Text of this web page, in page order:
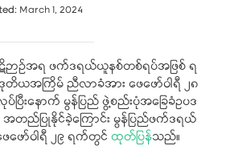
: March 1, 2024
ာဉ်အရ ဖက်ဒရယ်ယူနစ်တစ်ရပ်အဖြစ် ရ
အကြိမ် ညီလာခံအား ဖေဖော်ဝါရီ ၂၈
ြီးနောက် မွန်ပြည် ဖွဲ့စည်းပုံအခြေခံဥပဒ
တည်ပြုနိုင်ခဲ့ကြောင်း မွန်ပြည်ဖက်ဒရယ်
ဖော်ဝါရီ ၂၉ ရက်တွင် ထုတ်ပြန်သည်။